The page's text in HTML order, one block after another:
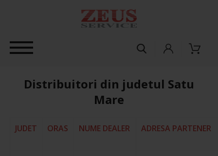
Distribuitori din judetul Satu
Mare
JUDET ORAS NUME DEALER ADRESA PARTENER